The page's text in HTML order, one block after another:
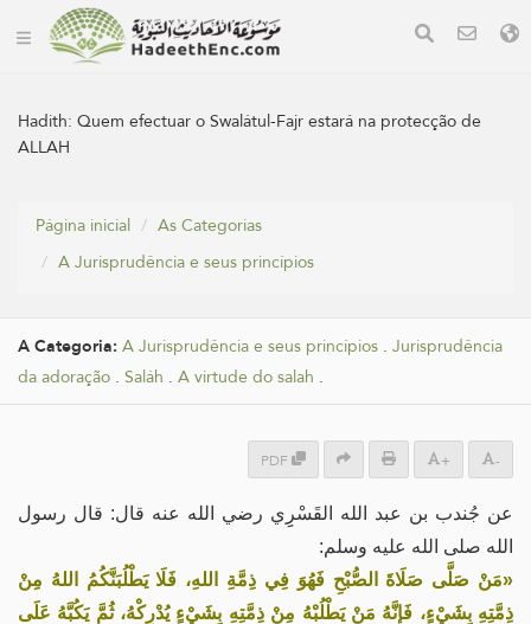
Hadith:Quem efectuar o Swalátul-Fajr estará na protecção de
ALLAH
Página inicial
As Categorias
A Jurisprudência e seus princípios
A Categoria: A Jurisprudência e seus princípios . Jurisprudência
da adoração . Saláh . A virtude do salah .
PDF + -
عن جُندب بن عبد الله القَسْرِِي رضي الله عنه قال: قال رسول
الله صلى الله عليه وسلم:
«مَنْ صَلَّى صَلَاةَ الصُّبْحِ فَهُوَ فِي ذِمَّةِ اللهِ، فَلَا يَطْلُبَنَّكُمُ اللهُ مِنْ
ذِمَّتِهِ بِشَيْءٍ، فَإِنَّهُ مَنْ يَطْلُبْهُ مِنْ ذِمَّتِهِ بِشَيْءٍ يُدْرِكْهُ، ثُمَّ يَكُبَّهُ عَلَى